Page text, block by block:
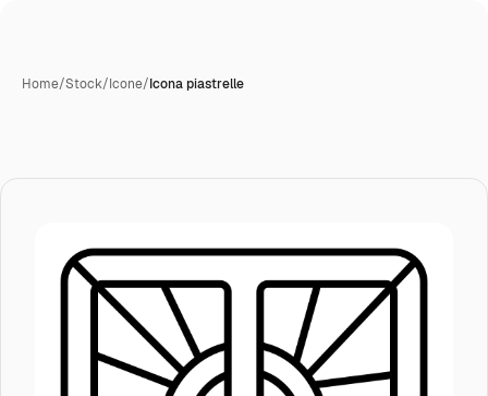
Home/Stock/Icone/Icona piastrelle